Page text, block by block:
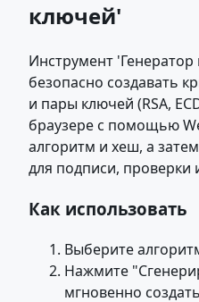
ключей'
Инструмент
безопасно создавать
и пары ключей (RSA,
браузере с помощью
алгоритм и хеш, а
для подписи,
Как использовать
Выберите
Нажмите
мгновенно